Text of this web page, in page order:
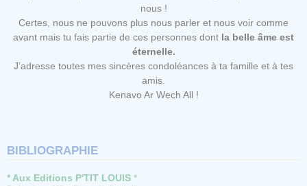
nous !
Certes, nous ne pouvons plus nous parler et nous voir comme
avant mais tu fais partie de ces personnes dont la belle âme est
éternelle.
J’adresse toutes mes sincères condoléances à ta famille et à tes
amis.
Kenavo Ar Wech All !
BIBLIOGRAPHIE
* Aux Editions P'TIT LOUIS *